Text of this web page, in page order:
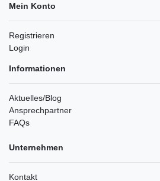
Mein Konto
Registrieren
Login
Informationen
Aktuelles/Blog
Ansprechpartner
FAQs
Unternehmen
Kontakt